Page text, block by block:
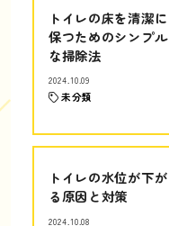
トイレの床を清潔に
保つためのシンプル
な掃除法
2024.10.09
未分類
トイレの水位が下が
る原因と対策
2024.10.08